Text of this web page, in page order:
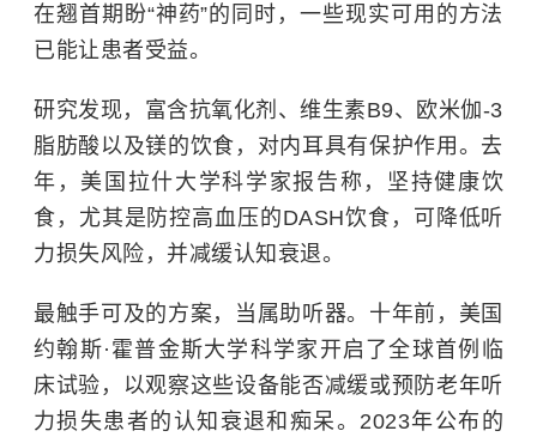
在翘首期盼“神药”的同时，一些现实可用的方法
已能让患者受益。
研究发现，富含抗氧化剂、维生素B9、欧米伽-3
脂肪酸以及镁的饮食，对内耳具有保护作用。去
年，美国拉什大学科学家报告称，坚持健康饮
食，尤其是防控高血压的DASH饮食，可降低听
力损失风险，并减缓认知衰退。
最触手可及的方案，当属助听器。十年前，美国
约翰斯·霍普金斯大学科学家开启了全球首例临
床试验，以观察这些设备能否减缓或预防老年听
力损失患者的认知衰退和痴呆。2023年公布的